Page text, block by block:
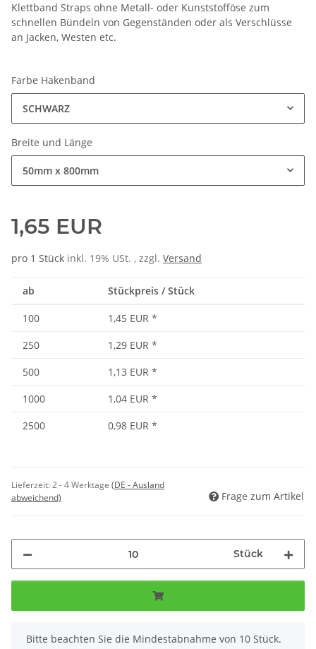
Klettband Straps ohne Metall- oder Kunststofföse zum
schnellen Bündeln von Gegenständen oder als Verschlüsse
an Jacken, Westen etc.
Farbe Hakenband
SCHWARZ
Breite und Länge
50mm x 800mm
1,65 EUR
pro 1 Stück inkl. 19% USt. , zzgl. Versand
ab Stückpreis / Stück
100 1,45 EUR *
250
1,29 EUR *
500
1,13 EUR *
1000
1,04 EUR *
2500
0,98 EUR *
Lieferzeit:2 - 4 Werktage (DE - Ausland
abweichend)
Frage zum Artikel
Stück
x
Bitte beachten Sie die Mindestabnahme von 10 Stück.